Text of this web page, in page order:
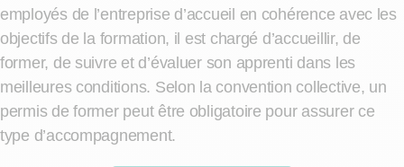
employés de l’entreprise d’accueil en cohérence avec les
objectifs de la formation, il est chargé d’accueillir, de
former, de suivre et d’évaluer son apprenti dans les
meilleures conditions. Selon la convention collective, un
permis de former peut être obligatoire pour assurer ce
type d’accompagnement.